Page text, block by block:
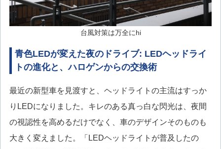
台風対策は万全にhi
青色LEDが変えた夜のドライブ: LEDヘッドライ
トの進化と、ハロゲンからの交換術
最近の新型車を見渡すと、ヘッドライトの主流はすっか
りLEDになりました。キレのある真っ白な閃光は、夜間
の視認性を高めるだけでなく、車のデザインそのものも
大きく変えました。「LEDヘッドライトが普及したの